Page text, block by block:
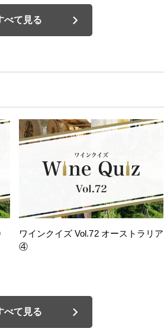
べて見る
ワインクイズ Vol.72 オーストラリア
④
べて見る